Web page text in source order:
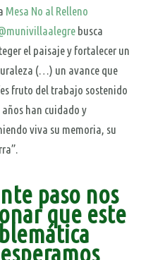
Mesa No al Relleno
busca
el paisaje y fortalecer un
(…) un avance que
fruto del trabajo sostenido
han cuidado y
viva su memoria, su
paso nos
que este